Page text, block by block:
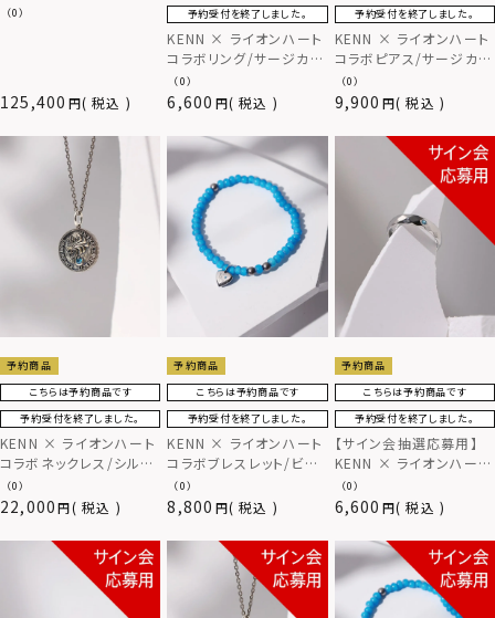
（0）
125,400 税込
予約受付を終了しました。
KENN × ライオンハート
コラボリング/サージカル
ステンレス
（0）
6,600 税込
予約受付を終了しました。
KENN × ライオンハート
コラボピアス/サージカル
ステンレス
（0）
9,900 税込
予約商品
こちらは予約商品です
予約受付を終了しました。
KENN × ライオンハート
コラボネックレス/シルバ
ー925
（0）
22,000 税込
予約商品
こちらは予約商品です
予約受付を終了しました。
KENN × ライオンハート
コラボブレスレット/ビー
ズ
（0）
8,800 税込
予約商品
こちらは予約商品です
予約受付を終了しました。
【サイン会抽選応募用】
KENN × ライオンハート
コラボリング/サージカル
ステンレス
（0）
6,600 税込